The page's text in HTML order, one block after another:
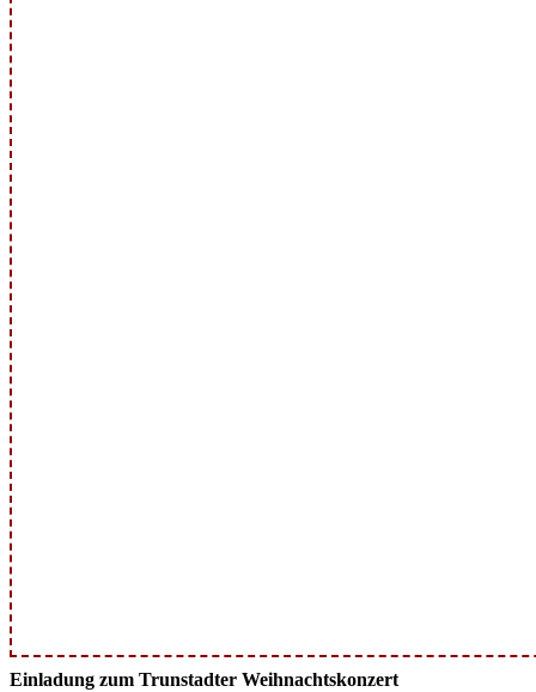
Einladung zum Trunstadter Weihnachtskonzert